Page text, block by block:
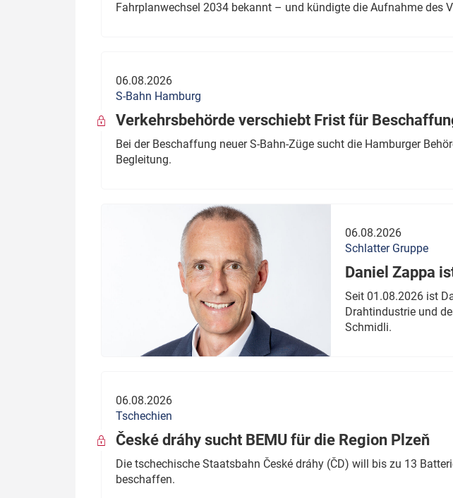
Fahrplanwechsel 2034 bekannt – und kündigte die Aufnahme des
06.08.2026
S-Bahn Hamburg
Verkehrsbehörde verschiebt Frist für
Bei der Beschaffung neuer S-Bahn-Züge sucht die Hamburger
Begleitung.
06.08.2026
Schlatter Gruppe
Daniel Zappa
Seit 01.08.2026 ist
Drahtindustrie und
Schmidli.
06.08.2026
Tschechien
České dráhy sucht BEMU für die Region Plzeň
Die tschechische Staatsbahn České dráhy (ČD) will bis zu 13
beschaffen.